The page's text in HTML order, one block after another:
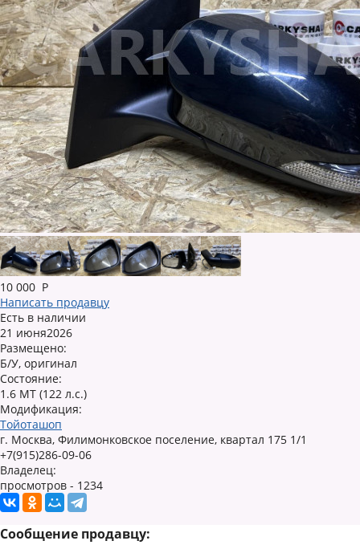
10 000 Р
Написать продавцу
Есть в наличии
21 июня2026
Размещено:
Б/У, оригинал
Состояние:
1.6 MT (122 л.с.)
Модификация:
Тойоташоп
г. Москва, Филимонковское поселение, квартал 175 1/1
+7(915)286-09-06
Владелец:
просмотров - 1234
Сообщение продавцу: